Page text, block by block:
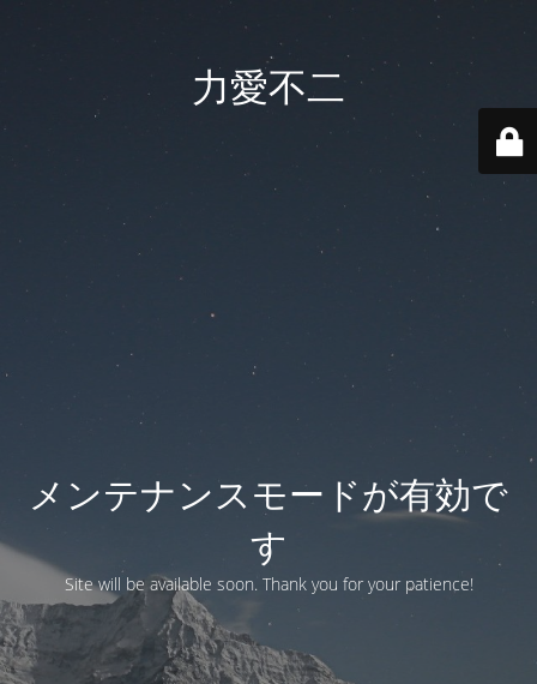
力愛不二
メンテナンスモードが有効で
す
Site will be available soon. Thank you for your patience!